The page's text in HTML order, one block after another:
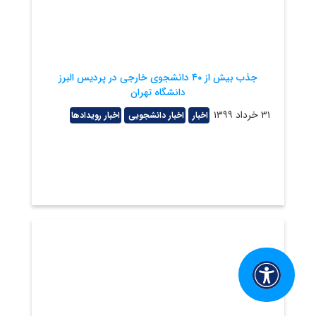
جذب بیش از ۴۰ دانشجوی خارجی در پردیس البرز
دانشگاه تهران
۳۱ خرداد ۱۳۹۹
اخبار اخبار دانشجویی اخبار رویدادها